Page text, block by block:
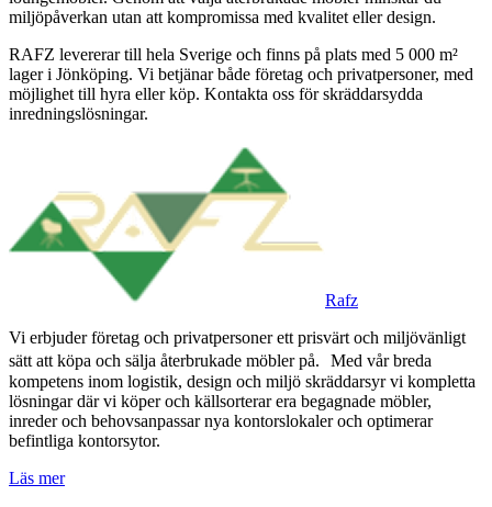
miljöpåverkan utan att kompromissa med kvalitet eller design.
RAFZ levererar till hela Sverige och finns på plats med 5 000 m²
lager i Jönköping. Vi betjänar både företag och privatpersoner, med
möjlighet till hyra eller köp. Kontakta oss för skräddarsydda
inredningslösningar.
Rafz
Vi erbjuder företag och privatpersoner ett prisvärt och miljövänligt
sätt att köpa och sälja återbrukade möbler på. Med vår breda
kompetens inom logistik, design och miljö skräddarsyr vi kompletta
lösningar där vi köper och källsorterar era begagnade möbler,
inreder och behovsanpassar nya kontorslokaler och optimerar
befintliga kontorsytor.
Läs mer